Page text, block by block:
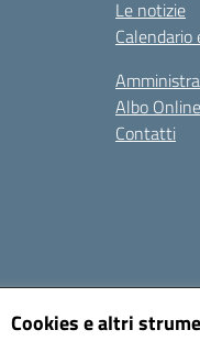
Cookies e altri
Le notizie
Calendario
Albo Online
Contatti